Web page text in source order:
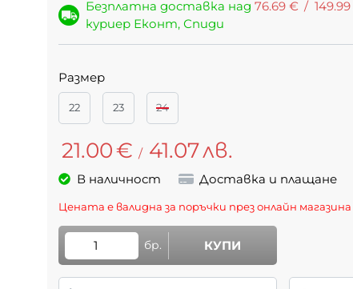
Безплатна доставка над 76.69 € / 149.99
куриер Еконт, Спиди
Размер
22 23 24
21.00€ / 41.07лв.
В наличност Доставка и плащане
Цената е валидна за поръчки през онлайн магазина
бр. КУПИ